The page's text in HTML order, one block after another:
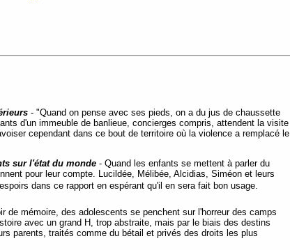
- "Quand on pense avec ses pieds, on a du jus de chaussette
d'un immeuble de banlieue, concierges compris, attendent la visite
cependant dans ce bout de territoire où la violence a remplacé le
sur l'état du monde - Quand les enfants se mettent à parler du
pour leur compte. Lucildée, Mélibée, Alcidias, Siméon et leurs
dans ce rapport en espérant qu'il en sera fait bon usage.
de mémoire, des adolescents se penchent sur l'horreur des camps
avec un grand H, trop abstraite, mais par le biais des destins
parents, traités comme du bétail et privés des droits les plus